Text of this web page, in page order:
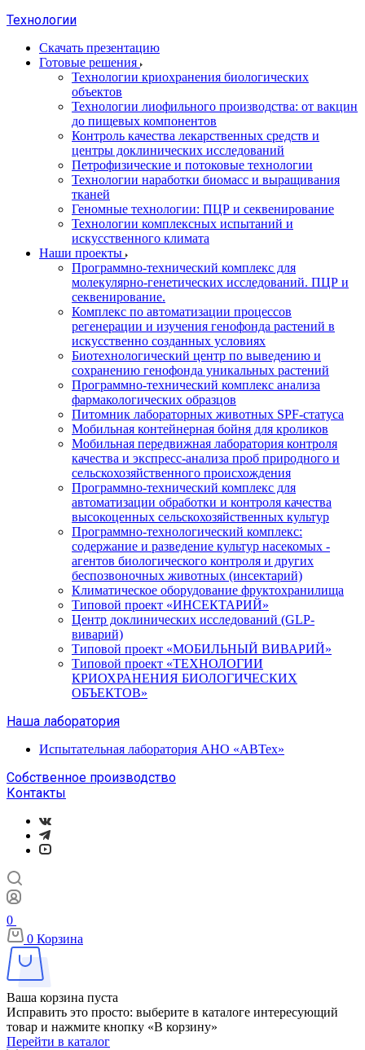
Технологии
Скачать презентацию
Готовые решения
Технологии криохранения биологических
объектов
Технологии лиофильного производства: от вакцин
до пищевых компонентов
Контроль качества лекарственных средств и
центры доклинических исследований
Петрофизические и потоковые технологии
Технологии наработки биомасс и выращивания
тканей
Геномные технологии: ПЦР и секвенирование
Технологии комплексных испытаний и
искусственного климата
Наши проекты
Программно-технический комплекс для
молекулярно-генетических исследований. ПЦР и
секвенирование.
Комплекс по автоматизации процессов
регенерации и изучения генофонда растений в
искусственно созданных условиях
Биотехнологический центр по выведению и
сохранению генофонда уникальных растений
Программно-технический комплекс анализа
фармакологических образцов
Питомник лабораторных животных SPF-статуса
Мобильная контейнерная бойня для кроликов
Мобильная передвижная лаборатория контроля
качества и экспресс-анализа проб природного и
сельскохозяйственного происхождения
Программно-технический комплекс для
автоматизации обработки и контроля качества
высокоценных сельскохозяйственных культур
Программно-технологический комплекс:
содержание и разведение культур насекомых -
агентов биологического контроля и других
беспозвоночных животных (инсектарий)
Климатическое оборудование фруктохранилища
Типовой проект «ИНСЕКТАРИЙ»
Центр доклинических исследований (GLP-
виварий)
Типовой проект «МОБИЛЬНЫЙ ВИВАРИЙ»
Типовой проект «ТЕХНОЛОГИИ
КРИОХРАНЕНИЯ БИОЛОГИЧЕСКИХ
ОБЪЕКТОВ»
Наша лаборатория
Испытательная лаборатория АНО «АВТех»
Собственное производство
Контакты
0
0 Корзина
Ваша корзина пуста
Исправить это просто: выберите в каталоге интересующий
товар и нажмите кнопку «В корзину»
Перейти в каталог